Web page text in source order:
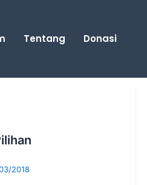
Tentang Donasi
2018